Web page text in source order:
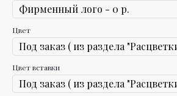
Цвет
Цвет вставки